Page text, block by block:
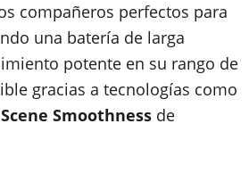
compañeros perfectos para
una batería de larga
potente en su rango de
gracias a tecnologías como
Smoothness de